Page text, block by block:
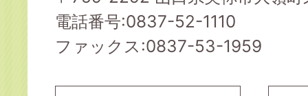
電話番号:0837-52-1110
ファックス:0837-53-1959